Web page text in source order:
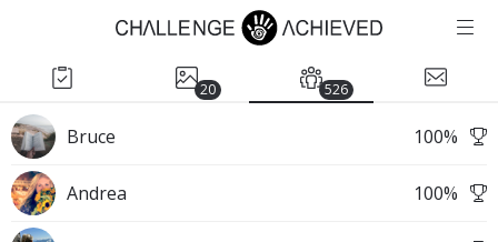
20 526
Bruce 100%
Andrea 100%